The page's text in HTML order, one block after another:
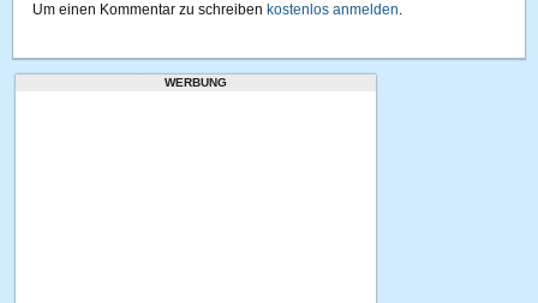
Um einen Kommentar zu schreiben kostenlos anmelden.
WERBUNG